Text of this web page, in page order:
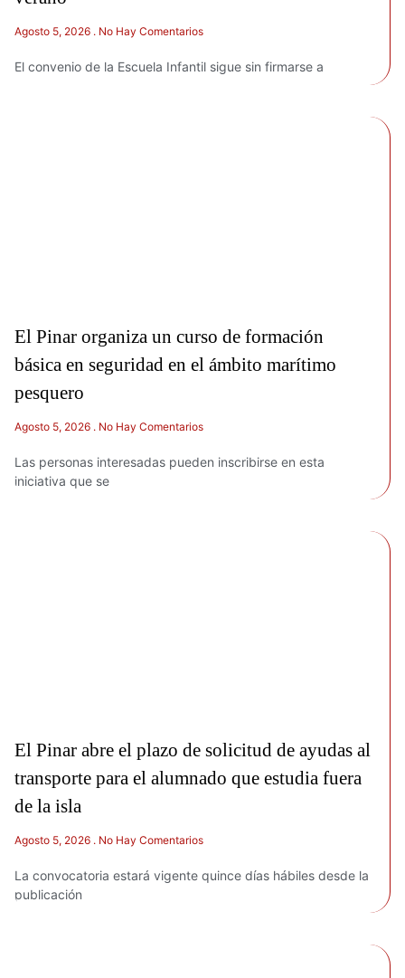
Agosto 5, 2026 No Hay Comentarios
El convenio de la Escuela Infantil sigue sin firmarse a
El Pinar organiza un curso de formación
básica en seguridad en el ámbito marítimo
pesquero
Agosto 5, 2026 No Hay Comentarios
Las personas interesadas pueden inscribirse en esta
iniciativa que se
El Pinar abre el plazo de solicitud de ayudas al
transporte para el alumnado que estudia fuera
de la isla
Agosto 5, 2026 No Hay Comentarios
La convocatoria estará vigente quince días hábiles desde la
publicación